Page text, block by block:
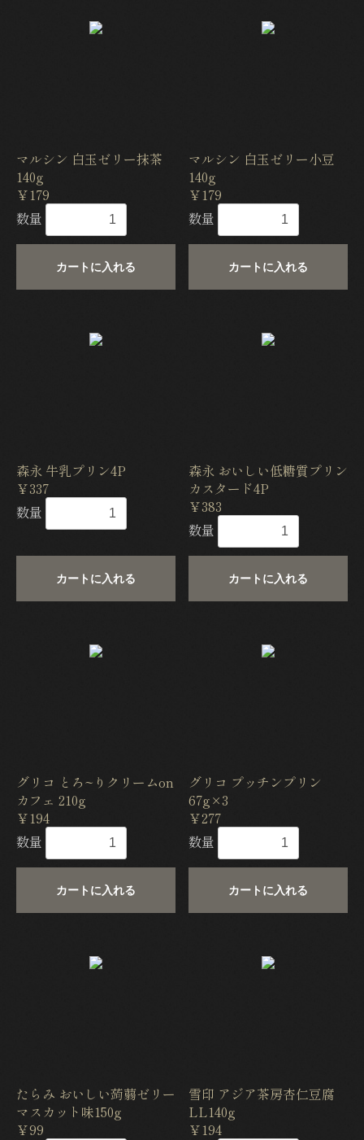
マルシン 白玉ゼリー抹茶
140g
￥179
数量
カートに入れる
マルシン 白玉ゼリー小豆
140g
￥179
数量
カートに入れる
森永 牛乳プリン4P
￥337
数量
カートに入れる
森永 おいしい低糖質プリン
カスタード4P
￥383
数量
カートに入れる
グリコ とろ~りクリームon
カフェ 210g
￥194
数量
カートに入れる
グリコ プッチンプリン
67g×3
￥277
数量
カートに入れる
たらみ おいしい蒟蒻ゼリー
マスカット味150g
￥99
雪印 アジア茶房杏仁豆腐
LL140g
￥194